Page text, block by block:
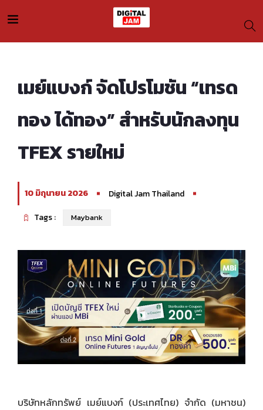
เมย์แบงก์ จัดโปรโมชัน “เทรด
ทอง ได้ทอง” สำหรับนักลงทุน
TFEX รายใหม่
10 มิถุนายน 2026
Digital Jam Thailand
Tags :
Maybank
บริษัทหลักทรัพย์ เมย์แบงก์ (ประเทศไทย) จำกัด (มหาชน)